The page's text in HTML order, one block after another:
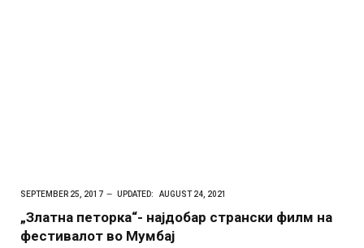
SEPTEMBER 25, 2017 UPDATED: AUGUST 24, 2021
„Златна петорка“- најдобар странски филм на
фестивалот во Мумбај